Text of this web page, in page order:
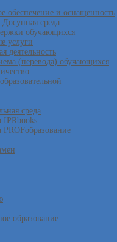
обеспечение и оснащенность
Досупная среда
обучающихся
услуги
деятельность
(перевода) обучающихся
среда
IPRbooks
PROFобразование
образование